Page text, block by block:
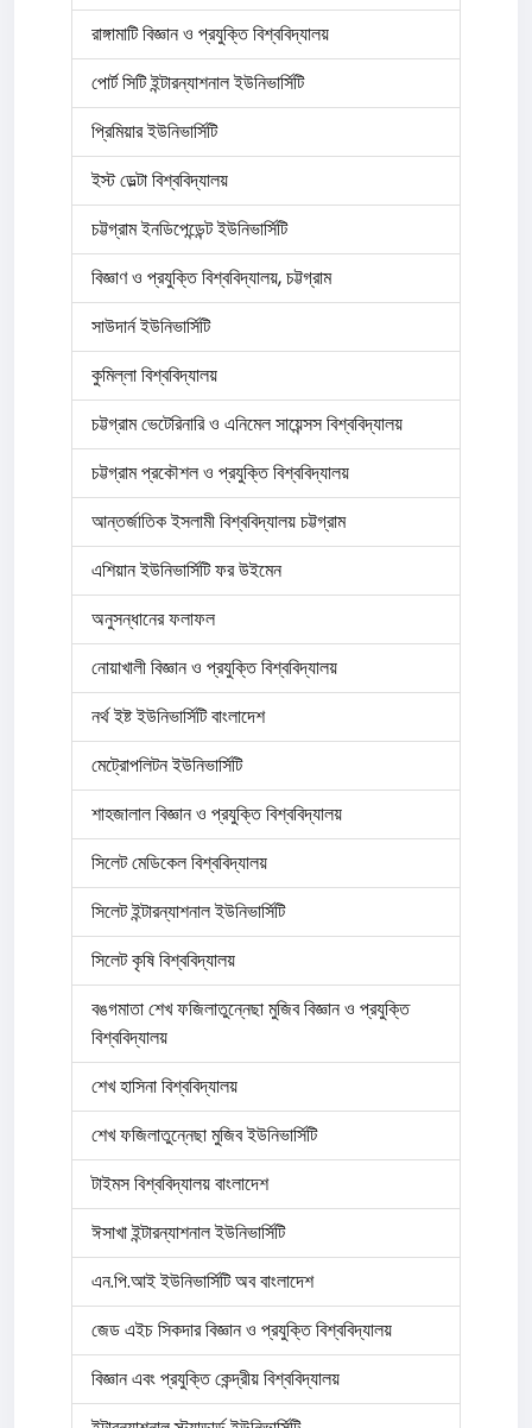
রাঙ্গামাটি বিজ্ঞান ও প্রযুক্তি বিশ্ববিদ্যালয়
পোর্ট সিটি ইন্টারন্যাশনাল ইউনিভার্সিটি
প্রিমিয়ার ইউনিভার্সিটি
ইস্ট ডেল্টা বিশ্ববিদ্যালয়
চট্টগ্রাম ইনডিপেন্ডেন্ট ইউনিভার্সিটি
বিজ্ঞাণ ও প্রযুক্তি বিশ্ববিদ্যালয়, চট্টগ্রাম
সাউদার্ন ইউনিভার্সিটি
কুমিল্লা বিশ্ববিদ্যালয়
চট্টগ্রাম ভেটেরিনারি ও এনিমেল সায়েন্সস বিশ্ববিদ্যালয়
চট্টগ্রাম প্রকৌশল ও প্রযুক্তি বিশ্ববিদ্যালয়
আন্তর্জাতিক ইসলামী বিশ্ববিদ্যালয় চট্টগ্রাম
এশিয়ান ইউনিভার্সিটি ফর উইমেন
অনুসন্ধানের ফলাফল
নোয়াখালী বিজ্ঞান ও প্রযুক্তি বিশ্ববিদ্যালয়
নর্থ ইষ্ট ইউনিভার্সিটি বাংলাদেশ
মেট্রোপলিটন ইউনিভার্সিটি
শাহজালাল বিজ্ঞান ও প্রযুক্তি বিশ্ববিদ্যালয়
সিলেট মেডিকেল বিশ্ববিদ্যালয়
সিলেট ইন্টারন্যাশনাল ইউনিভার্সিটি
সিলেট কৃষি বিশ্ববিদ্যালয়
বঙগমাতা শেখ ফজিলাতুন্নেছা মুজিব বিজ্ঞান ও প্রযুক্তি
বিশ্ববিদ্যালয়
শেখ হাসিনা বিশ্ববিদ্যালয়
শেখ ফজিলাতুন্নেছা মুজিব ইউনিভার্সিটি
টাইমস বিশ্ববিদ্যালয় বাংলাদেশ
ঈসাখা ইন্টারন্যাশনাল ইউনিভার্সিটি
এন.পি.আই ইউনিভার্সিটি অব বাংলাদেশ
জেড এইচ সিকদার বিজ্ঞান ও প্রযুক্তি বিশ্ববিদ্যালয়
বিজ্ঞান এবং প্রযুক্তি কেন্দ্রীয় বিশ্ববিদ্যালয়